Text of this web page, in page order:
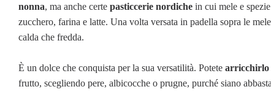
nonna, ma anche certe pasticcerie nordiche in cui mele e
zucchero, farina e latte. Una volta versata in padella sopra le
calda che fredda.
È un dolce che conquista per la sua versatilità. Potete arricchirlo
frutto, scegliendo pere, albicocche o prugne, purché siano